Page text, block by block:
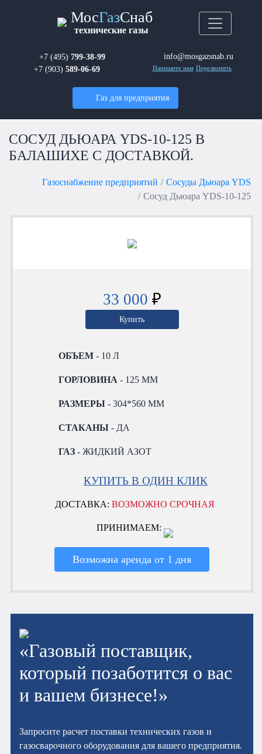
МосГазСнаб
технические газы
+7 (495) 799-38-99
+7 (903) 589-06-69
info@mosgazsnab.ru
Напишите нам Перезвонить
Газ для предприятия
СОСУД ДЬЮАРА YDS-10-125 В
БАЛАШИХЕ С ДОСТАВКОЙ.
Газоснабжение предприятий
Сосуды Дьюара YDS
Сосуд Дьюара YDS-10-125
33 000 ₽
Купить
ОБЪЕМ - 10 Л
ГОРЛОВИНА - 125 ММ
РАЗМЕРЫ - 304*560 ММ
СТАКАНЫ - ДА
ГАЗ - ЖИДКИЙ АЗОТ
КУПИТЬ В ОДИН КЛИК
ДОСТАВКА:ВОЗМОЖНО СРОЧНАЯ
ПРИНИМАЕМ:
Возможна аренда от 1 дня
«Газовый поставщик,
который позаботится о вас
и вашем бизнесе!»
Запросите расчет поставки технических газов и
газосварочного оборудования для вашего предприятия.